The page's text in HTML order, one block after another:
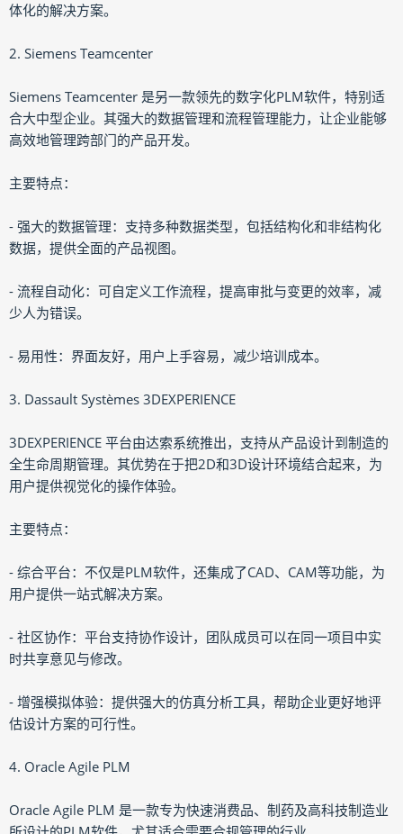
体化的解决方案。
2. Siemens Teamcenter
Siemens Teamcenter 是另一款领先的数字化PLM软件，特别适
合大中型企业。其强大的数据管理和流程管理能力，让企业能够
高效地管理跨部门的产品开发。
主要特点：
- 强大的数据管理：支持多种数据类型，包括结构化和非结构化
数据，提供全面的产品视图。
- 流程自动化：可自定义工作流程，提高审批与变更的效率，减
少人为错误。
- 易用性：界面友好，用户上手容易，减少培训成本。
3. Dassault Systèmes 3DEXPERIENCE
3DEXPERIENCE 平台由达索系统推出，支持从产品设计到制造的
全生命周期管理。其优势在于把2D和3D设计环境结合起来，为
用户提供视觉化的操作体验。
主要特点：
- 综合平台：不仅是PLM软件，还集成了CAD、CAM等功能，为
用户提供一站式解决方案。
- 社区协作：平台支持协作设计，团队成员可以在同一项目中实
时共享意见与修改。
- 增强模拟体验：提供强大的仿真分析工具，帮助企业更好地评
估设计方案的可行性。
4. Oracle Agile PLM
Oracle Agile PLM 是一款专为快速消费品、制药及高科技制造业